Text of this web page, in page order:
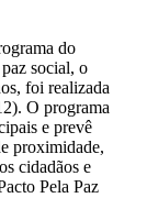
do
social, o
foi realizada
O programa
e prevê
proximidade,
cidadãos e
Pela Paz